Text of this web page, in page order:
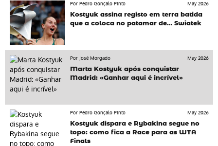
Por Pedro Gonçalo Pinto
May 2026
Kostyuk assina registo em terra batida
que a coloca no patamar de… Swiatek
Por José Morgado
May 2026
Marta Kostyuk após conquistar
Madrid: «Ganhar aqui é incrível»
Por Pedro Gonçalo Pinto
May 2026
Kostyuk dispara e Rybakina segue no
topo: como fica a Race para as WTA
Finals